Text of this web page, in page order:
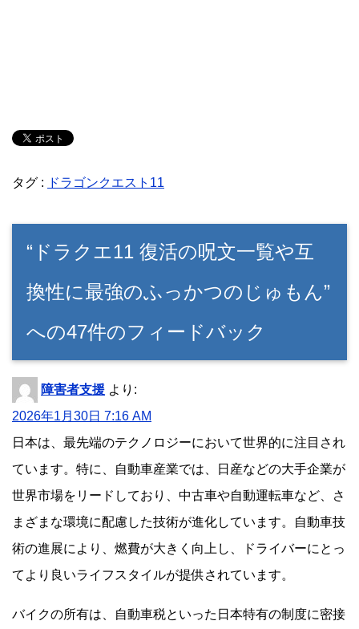
タグ : ドラゴンクエスト11
“ドラクエ11 復活の呪文一覧や互
換性に最強のふっかつのじゅもん”
への47件のフィードバック
障害者支援 より:
2026年1月30日 7:16 AM
日本は、最先端のテクノロジーにおいて世界的に注目され
ています。特に、自動車産業では、日産などの大手企業が
世界市場をリードしており、中古車や自動運転車など、さ
まざまな環境に配慮した技術が進化しています。自動車技
術の進展により、燃費が大きく向上し、ドライバーにとっ
てより良いライフスタイルが提供されています。
バイクの所有は、自動車税といった日本特有の制度に密接